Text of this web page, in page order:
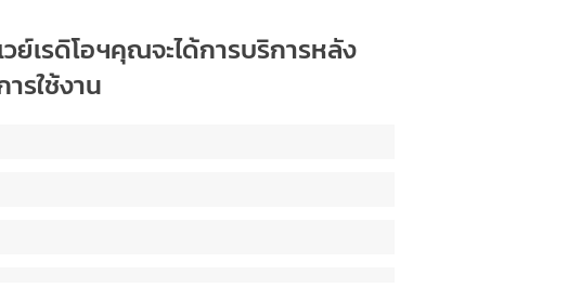
ย์เรดิโอฯคุณจะได้การบริการหลัง
รใช้งาน